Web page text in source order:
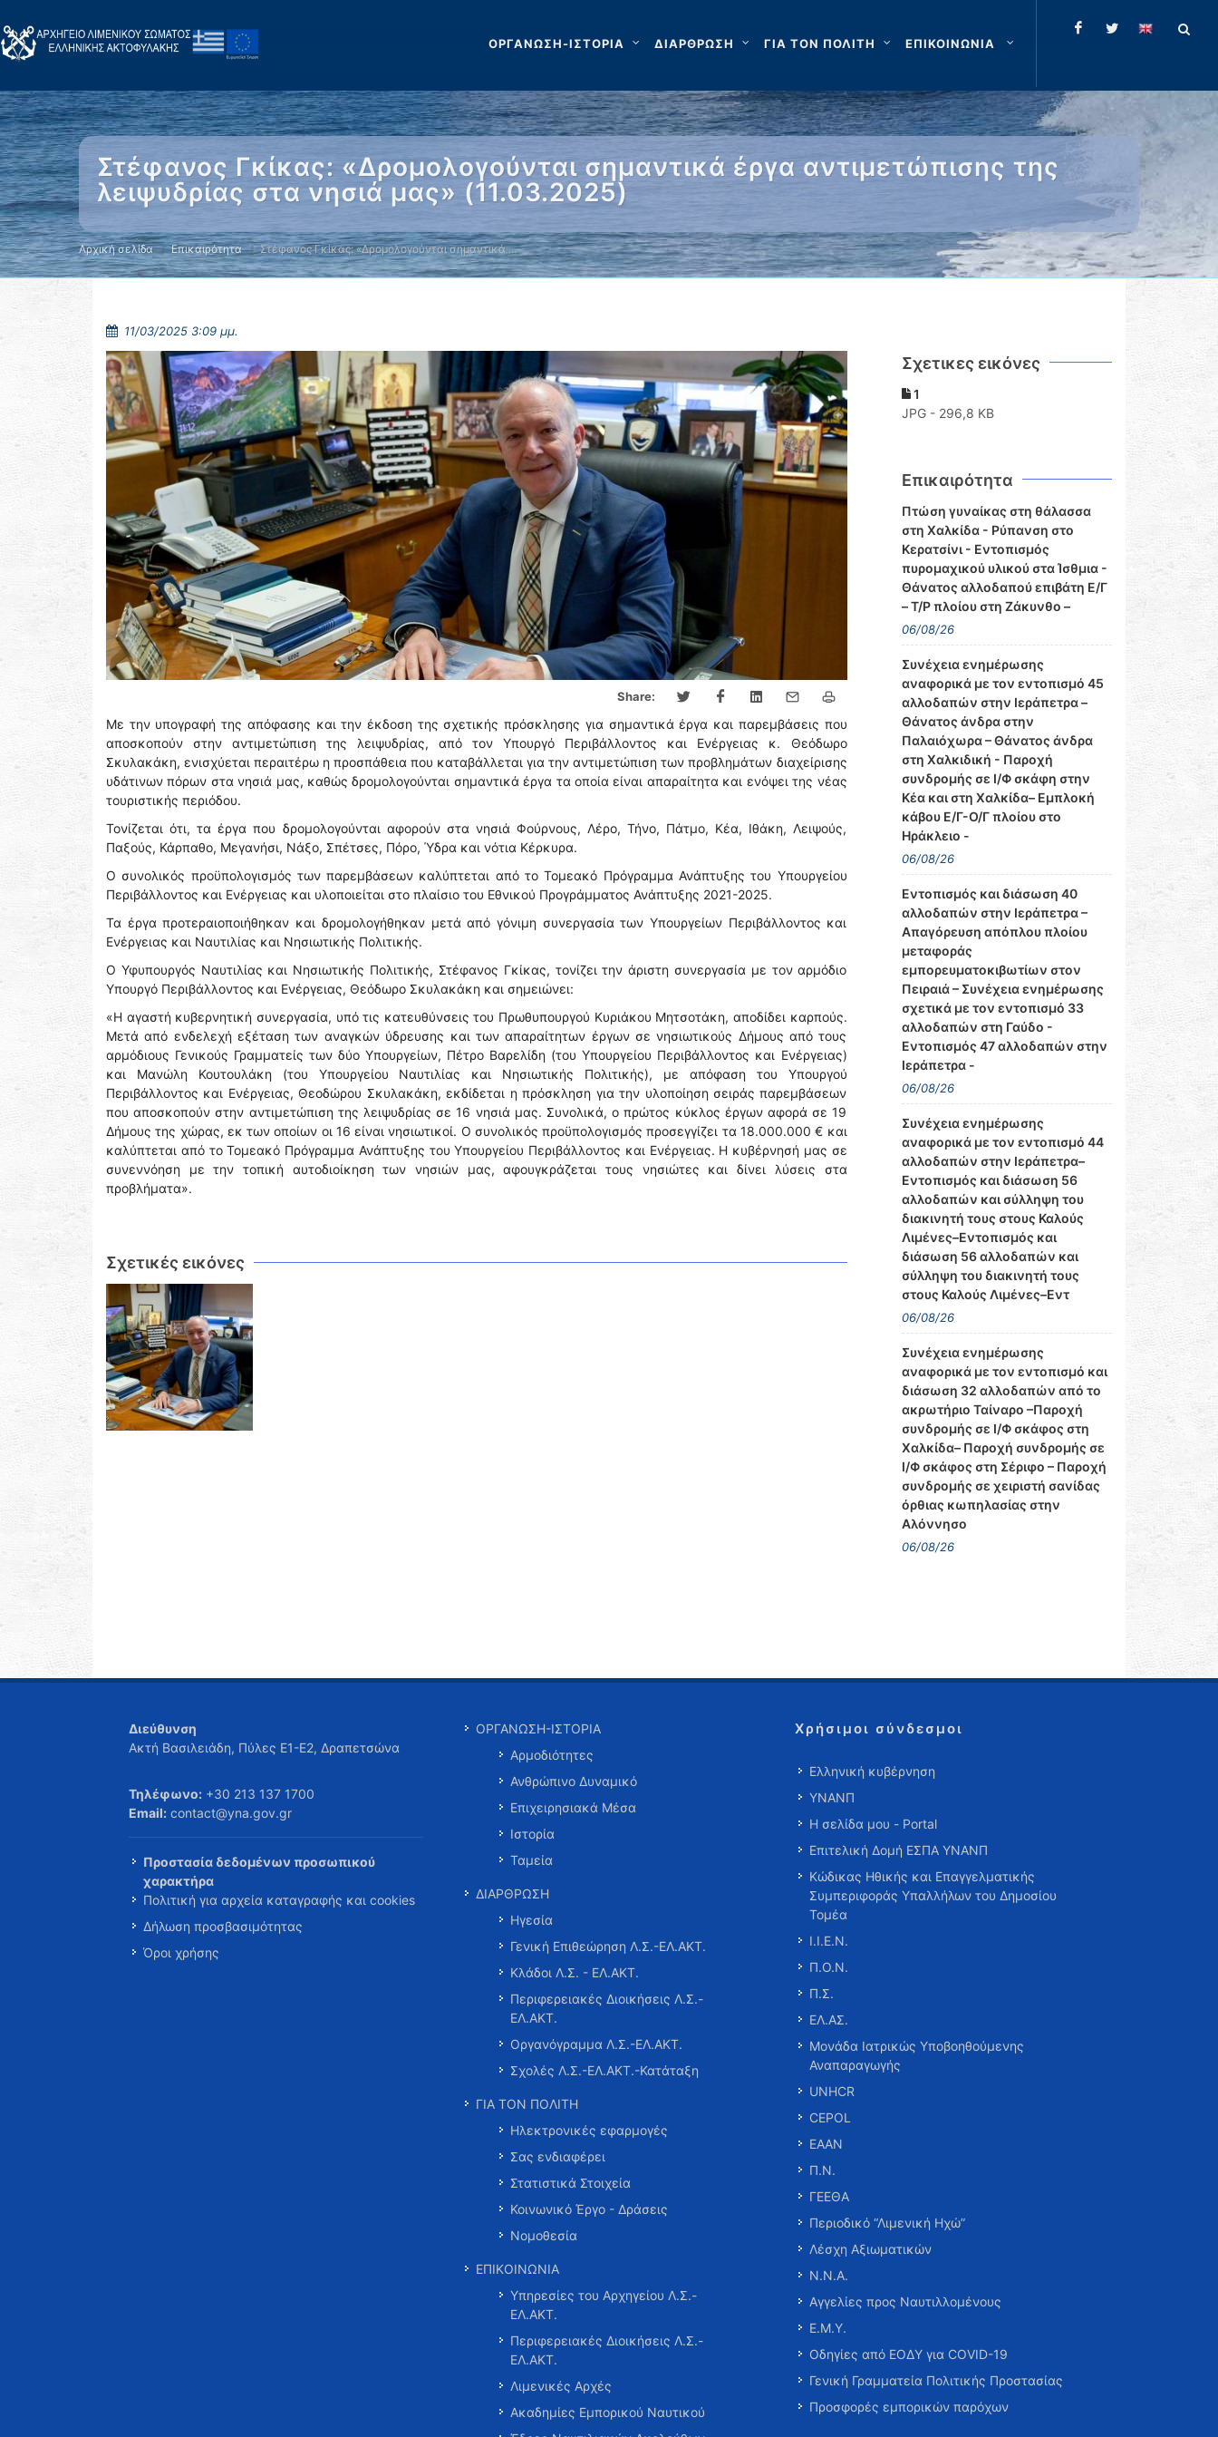
ΟΡΓΑΝΩΣΗ-ΙΣΤΟΡΙΑ ΔΙΑΡΘΡΩΣΗ ΓΙΑ ΤΟΝ ΠΟΛΙΤΗ ΕΠΙΚΟΙΝΩΝΙΑ
Στέφανος Γκίκας: «Δρομολογούνται σημαντικά έργα αντιμετώπισης της
λειψυδρίας στα νησιά μας» (11.03.2025)
Αρχική σελίδα Επικαιρότητα Στέφανος Γκίκας: «Δρομολογούνται σημαντικά …
11/03/2025 3:09 μμ.
Share:
Με την υπογραφή της απόφασης και την έκδοση της σχετικής πρόσκλησης για σημαντικά έργα και παρεμβάσεις που
αποσκοπούν στην αντιμετώπιση της λειψυδρίας, από τον Υπουργό Περιβάλλοντος και Ενέργειας κ. Θεόδωρο
Σκυλακάκη, ενισχύεται περαιτέρω η προσπάθεια που καταβάλλεται για την αντιμετώπιση των προβλημάτων διαχείρισης
υδάτινων πόρων στα νησιά μας, καθώς δρομολογούνται σημαντικά έργα τα οποία είναι απαραίτητα και ενόψει της νέας
τουριστικής περιόδου.
Τονίζεται ότι, τα έργα που δρομολογούνται αφορούν στα νησιά Φούρνους, Λέρο, Τήνο, Πάτμο, Κέα, Ιθάκη, Λειψούς,
Παξούς, Κάρπαθο, Μεγανήσι, Νάξο, Σπέτσες, Πόρο, Ύδρα και νότια Κέρκυρα.
Ο συνολικός προϋπολογισμός των παρεμβάσεων καλύπτεται από το Τομεακό Πρόγραμμα Ανάπτυξης του Υπουργείου
Περιβάλλοντος και Ενέργειας και υλοποιείται στο πλαίσιο του Εθνικού Προγράμματος Ανάπτυξης 2021-2025.
Τα έργα προτεραιοποιήθηκαν και δρομολογήθηκαν μετά από γόνιμη συνεργασία των Υπουργείων Περιβάλλοντος και
Ενέργειας και Ναυτιλίας και Νησιωτικής Πολιτικής.
Ο Υφυπουργός Ναυτιλίας και Νησιωτικής Πολιτικής, Στέφανος Γκίκας, τονίζει την άριστη συνεργασία με τον αρμόδιο
Υπουργό Περιβάλλοντος και Ενέργειας, Θεόδωρο Σκυλακάκη και σημειώνει:
«Η αγαστή κυβερνητική συνεργασία, υπό τις κατευθύνσεις του Πρωθυπουργού Κυριάκου Μητσοτάκη, αποδίδει καρπούς.
Μετά από ενδελεχή εξέταση των αναγκών ύδρευσης και των απαραίτητων έργων σε νησιωτικούς Δήμους από τους
αρμόδιους Γενικούς Γραμματείς των δύο Υπουργείων, Πέτρο Βαρελίδη (του Υπουργείου Περιβάλλοντος και Ενέργειας)
και Μανώλη Κουτουλάκη (του Υπουργείου Ναυτιλίας και Νησιωτικής Πολιτικής), με απόφαση του Υπουργού
Περιβάλλοντος και Ενέργειας, Θεοδώρου Σκυλακάκη, εκδίδεται η πρόσκληση για την υλοποίηση σειράς παρεμβάσεων
που αποσκοπούν στην αντιμετώπιση της λειψυδρίας σε 16 νησιά μας. Συνολικά, ο πρώτος κύκλος έργων αφορά σε 19
Δήμους της χώρας, εκ των οποίων οι 16 είναι νησιωτικοί. Ο συνολικός προϋπολογισμός προσεγγίζει τα 18.000.000 € και
καλύπτεται από το Τομεακό Πρόγραμμα Ανάπτυξης του Υπουργείου Περιβάλλοντος και Ενέργειας. Η κυβέρνησή μας σε
συνεννόηση με την τοπική αυτοδιοίκηση των νησιών μας, αφουγκράζεται τους νησιώτες και δίνει λύσεις στα
προβλήματα».
Σχετικές εικόνες
Σχετικες εικόνες
1
JPG - 296,8 KB
Επικαιρότητα
Πτώση γυναίκας στη θάλασσα
στη Χαλκίδα - Ρύπανση στο
Κερατσίνι - Εντοπισμός
πυρομαχικού υλικού στα Ίσθμια -
Θάνατος αλλοδαπού επιβάτη Ε/Γ
– Τ/Ρ πλοίου στη Ζάκυνθο –
06/08/26
Συνέχεια ενημέρωσης
αναφορικά με τον εντοπισμό 45
αλλοδαπών στην Ιεράπετρα –
Θάνατος άνδρα στην
Παλαιόχωρα – Θάνατος άνδρα
στη Χαλκιδική - Παροχή
συνδρομής σε Ι/Φ σκάφη στην
Κέα και στη Χαλκίδα– Εμπλοκή
κάβου Ε/Γ-Ο/Γ πλοίου στο
Ηράκλειο -
06/08/26
Εντοπισμός και διάσωση 40
αλλοδαπών στην Ιεράπετρα –
Απαγόρευση απόπλου πλοίου
μεταφοράς
εμπορευματοκιβωτίων στον
Πειραιά – Συνέχεια ενημέρωσης
σχετικά με τον εντοπισμό 33
αλλοδαπών στη Γαύδο -
Εντοπισμός 47 αλλοδαπών στην
Ιεράπετρα -
06/08/26
Συνέχεια ενημέρωσης
αναφορικά με τον εντοπισμό 44
αλλοδαπών στην Ιεράπετρα–
Εντοπισμός και διάσωση 56
αλλοδαπών και σύλληψη του
διακινητή τους στους Καλούς
Λιμένες–Εντοπισμός και
διάσωση 56 αλλοδαπών και
σύλληψη του διακινητή τους
στους Καλούς Λιμένες–Εντ
06/08/26
Συνέχεια ενημέρωσης
αναφορικά με τον εντοπισμό και
διάσωση 32 αλλοδαπών από το
ακρωτήριο Ταίναρο –Παροχή
συνδρομής σε Ι/Φ σκάφος στη
Χαλκίδα– Παροχή συνδρομής σε
Ι/Φ σκάφος στη Σέριφο – Παροχή
συνδρομής σε χειριστή σανίδας
όρθιας κωπηλασίας στην
Αλόννησο
06/08/26
Διεύθυνση
Ακτή Βασιλειάδη, Πύλες Ε1-Ε2, Δραπετσώνα
Τηλέφωνο: +30 213 137 1700
Email: contact@yna.gov.gr
Προστασία δεδομένων προσωπικού
χαρακτήρα
Πολιτική για αρχεία καταγραφής και cookies
Δήλωση προσβασιμότητας
Όροι χρήσης
ΟΡΓΑΝΩΣΗ-ΙΣΤΟΡΙΑ
Αρμοδιότητες
Ανθρώπινο Δυναμικό
Επιχειρησιακά Μέσα
Ιστορία
Ταμεία
ΔΙΑΡΘΡΩΣΗ
Ηγεσία
Γενική Επιθεώρηση Λ.Σ.-ΕΛ.ΑΚΤ.
Κλάδοι Λ.Σ. - ΕΛ.ΑΚΤ.
Περιφερειακές Διοικήσεις Λ.Σ.-
ΕΛ.ΑΚΤ.
Οργανόγραμμα Λ.Σ.-ΕΛ.ΑΚΤ.
Σχολές Λ.Σ.-ΕΛ.ΑΚΤ.-Κατάταξη
ΓΙΑ ΤΟΝ ΠΟΛΙΤΗ
Ηλεκτρονικές εφαρμογές
Σας ενδιαφέρει
Στατιστικά Στοιχεία
Κοινωνικό Έργο - Δράσεις
Νομοθεσία
ΕΠΙΚΟΙΝΩΝΙΑ
Υπηρεσίες του Αρχηγείου Λ.Σ.-
ΕΛ.ΑΚΤ.
Περιφερειακές Διοικήσεις Λ.Σ.-
ΕΛ.ΑΚΤ.
Λιμενικές Αρχές
Ακαδημίες Εμπορικού Ναυτικού
Χρήσιμοι σύνδεσμοι
Ελληνική κυβέρνηση
ΥΝΑΝΠ
Η σελίδα μου - Portal
Επιτελική Δομή ΕΣΠΑ ΥΝΑΝΠ
Κώδικας Ηθικής και Επαγγελματικής
Συμπεριφοράς Υπαλλήλων του Δημοσίου
Τομέα
Ι.Ι.Ε.Ν.
Π.Ο.Ν.
Π.Σ.
ΕΛ.ΑΣ.
Μονάδα Ιατρικώς Υποβοηθούμενης
Αναπαραγωγής
UNHCR
CEPOL
ΕΑΑΝ
Π.Ν.
ΓΕΕΘΑ
Περιοδικό “Λιμενική Ηχώ”
Λέσχη Αξιωματικών
Ν.Ν.Α.
Αγγελίες προς Ναυτιλλομένους
Ε.Μ.Υ.
Οδηγίες από ΕΟΔΥ για COVID-19
Γενική Γραμματεία Πολιτικής Προστασίας
Προσφορές εμπορικών παρόχων